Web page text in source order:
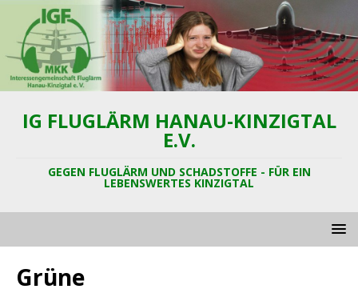
IG FLUGLÄRM HANAU-KINZIGTAL
E.V.
GEGEN FLUGLÄRM UND SCHADSTOFFE - FÜR EIN
LEBENSWERTES KINZIGTAL
Grüne